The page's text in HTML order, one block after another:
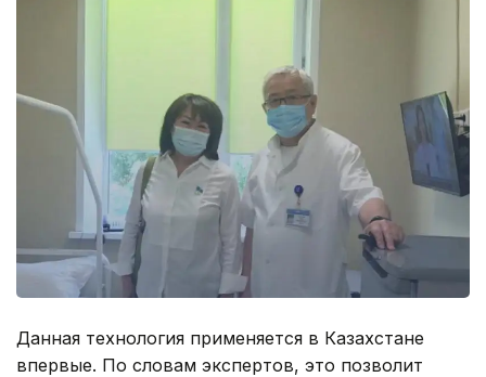
Данная технология применяется в Казахстане
впервые. По словам экспертов, это позволит